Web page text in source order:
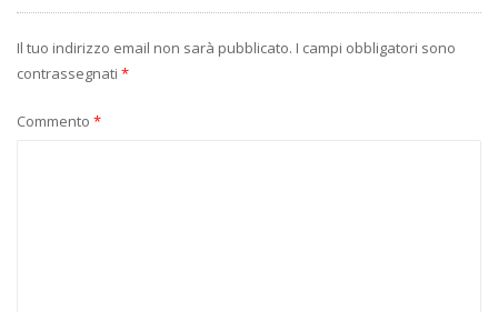
Il tuo indirizzo email non sarà pubblicato. I campi obbligatori sono
contrassegnati *
Commento *